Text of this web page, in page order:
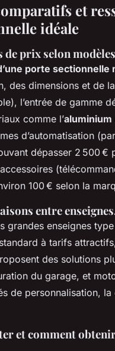
et
idéale
de prix selon
porte sectionnelle
des dimensions et de
l’entrée de gamme
comme l’aluminium
d’automatisation
dépasser 2 500 €
100 € selon la
entre
grandes enseignes type
à tarifs
des solutions
du garage, et
de personnalisation,
et comment